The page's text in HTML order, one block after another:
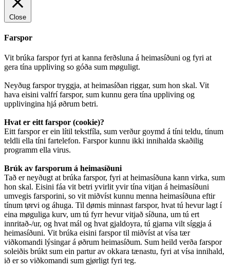
Close
Farspor
Vit brúka farspor fyri at kanna ferðsluna á heimasíðuni og fyri at
gera tína uppliving so góða sum møguligt.
Neyðug farspor tryggja, at heimasíðan riggar, sum hon skal. Vit
hava eisini valfrí farspor, sum kunnu gera tína uppliving og
upplivingina hjá øðrum betri.
Hvat er eitt farspor (cookie)?
Eitt farspor er ein lítil tekstfíla, sum verður goymd á tíni teldu, tínum
teldli ella tíni fartelefon. Farspor kunnu ikki innihalda skaðilig
programm ella virus.
Brúk av farsporum á heimasíðuni
Tað er neyðugt at brúka farspor, fyri at heimasíðuna kann virka, sum
hon skal. Eisini fáa vit betri yvirlit yvir tína vitjan á heimasíðuni
umvegis farsporini, so vit miðvíst kunnu menna heimasíðuna eftir
tínum tørvi og áhuga. Til dømis minnast farspor, hvat tú hevur lagt í
eina møguliga kurv, um tú fyrr hevur vitjað síðuna, um tú ert
innritað-/ur, og hvat mál og hvat gjaldoyra, tú gjarna vilt síggja á
heimasíðuni. Vit brúka eisini farspor til miðvíst at vísa tær
viðkomandi lýsingar á øðrum heimasíðum. Sum heild verða farspor
soleiðis brúkt sum ein partur av okkara tænastu, fyri at vísa innihald,
ið er so viðkomandi sum gjørligt fyri teg.